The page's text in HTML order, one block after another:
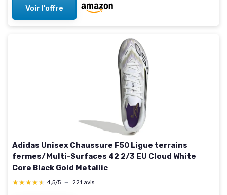
Voir l'offre
Adidas Unisex Chaussure F50 Ligue terrains
fermes/Multi-Surfaces 42 2/3 EU Cloud White
Core Black Gold Metallic
★★★★★
★★★★★ 4,5/5 — 221 avis